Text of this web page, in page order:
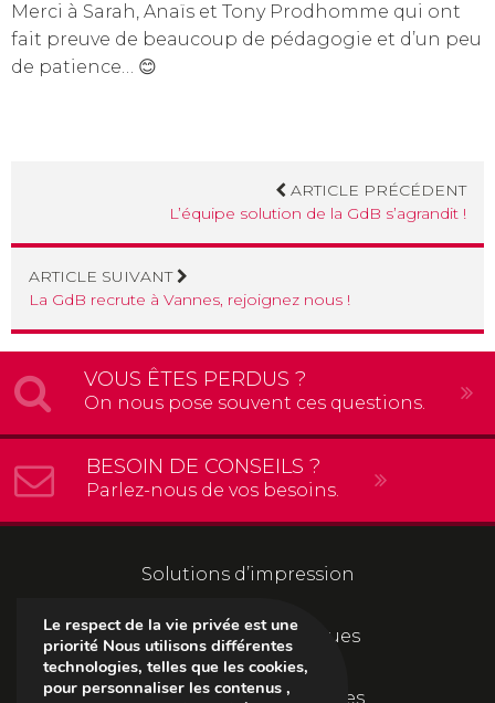
Merci à Sarah, Anaïs et Tony Prodhomme qui ont
fait preuve de beaucoup de pédagogie et d’un peu
de patience… 😊
ARTICLE PRÉCÉDENT
L’équipe solution de la GdB s’agrandit !
ARTICLE SUIVANT
La GdB recrute à Vannes, rejoignez nous !
VOUS ÊTES PERDUS ?
On nous pose souvent ces questions.
BESOIN DE CONSEILS ?
Parlez-nous de vos besoins.
Solutions d’impression
Solutions informatiques
Solutions documentaires
Le respect de la vie privée est une
priorité Nous utilisons différentes
technologies, telles que les cookies,
pour personnaliser les contenus ,